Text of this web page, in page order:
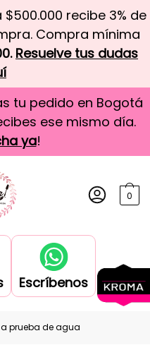
recibe 3% de
Compra mínima
Resuelve tus dudas
tu pedido en Bogotá
ese mismo día.
ya!
0
Escríbenos
prueba de agua